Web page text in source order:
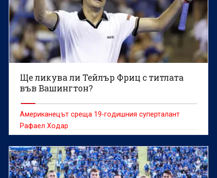
Ще ликува ли Тейлър Фриц с титлата
във Вашингтон?
Американецът среща 19-годишния суперталант
Рафаел Ходар